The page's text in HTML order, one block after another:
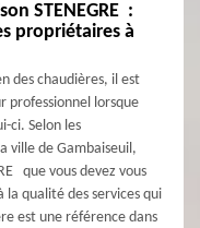
STENEGRE :
propriétaires à
des chaudières, il est
professionnel lorsque
ci. Selon les
ville de Gambaiseuil,
que vous devez vous
qualité des services qui
est une référence dans